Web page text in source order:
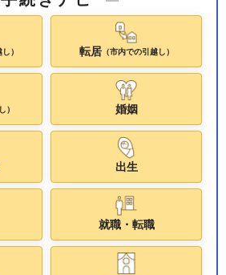
） 転居（市内での引越し）
） 婚姻
出生
就職・転職